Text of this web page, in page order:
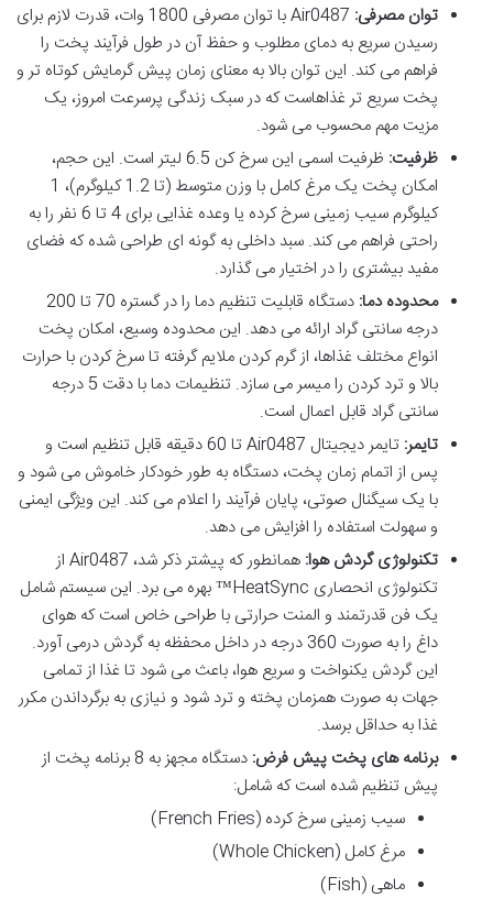
توان مصرفی:
Air0487 با توان مصرفی 1800 وات، قدرت لازم برای
رسیدن سریع به دمای مطلوب و حفظ آن در طول فرآیند پخت را
فراهم می کند. این توان بالا به معنای زمان پیش گرمایش کوتاه تر و
پخت سریع تر غذاهاست که در سبک زندگی پرسرعت امروز، یک
مزیت مهم محسوب می شود.
ظرفیت:
ظرفیت اسمی این سرخ کن 6.5 لیتر است. این حجم،
امکان پخت یک مرغ کامل با وزن متوسط (تا 1.2 کیلوگرم)، 1
کیلوگرم سیب زمینی سرخ کرده یا وعده غذایی برای 4 تا 6 نفر را به
راحتی فراهم می کند. سبد داخلی به گونه ای طراحی شده که فضای
مفید بیشتری را در اختیار می گذارد.
محدوده دما:
دستگاه قابلیت تنظیم دما را در گستره 70 تا 200
درجه سانتی گراد ارائه می دهد. این محدوده وسیع، امکان پخت
انواع مختلف غذاها، از گرم کردن ملایم گرفته تا سرخ کردن با حرارت
بالا و ترد کردن را میسر می سازد. تنظیمات دما با دقت 5 درجه
سانتی گراد قابل اعمال است.
تایمر:
تایمر دیجیتال Air0487 تا 60 دقیقه قابل تنظیم است و
پس از اتمام زمان پخت، دستگاه به طور خودکار خاموش می شود و
با یک سیگنال صوتی، پایان فرآیند را اعلام می کند. این ویژگی ایمنی
و سهولت استفاده را افزایش می دهد.
تکنولوژی گردش هوا:
همانطور که پیشتر ذکر شد، Air0487 از
تکنولوژی انحصاری HeatSync™ بهره می برد. این سیستم شامل
یک فن قدرتمند و المنت حرارتی با طراحی خاص است که هوای
داغ را به صورت 360 درجه در داخل محفظه به گردش درمی آورد.
این گردش یکنواخت و سریع هوا، باعث می شود تا غذا از تمامی
جهات به صورت همزمان پخته و ترد شود و نیازی به برگرداندن مکرر
غذا به حداقل برسد.
برنامه های پخت پیش فرض:
دستگاه مجهز به 8 برنامه پخت از
پیش تنظیم شده است که شامل:
سیب زمینی سرخ کرده (French Fries)
مرغ کامل (Whole Chicken)
ماهی (Fish)